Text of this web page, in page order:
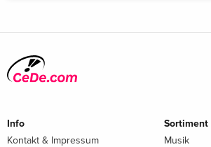
Info
Kontakt & Impressum
Sortiment
Musik